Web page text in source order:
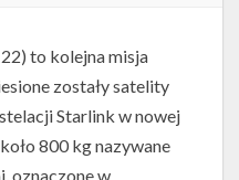
to kolejna misja
zostały satelity
Starlink w nowej
800 kg nazywane
oznaczone w